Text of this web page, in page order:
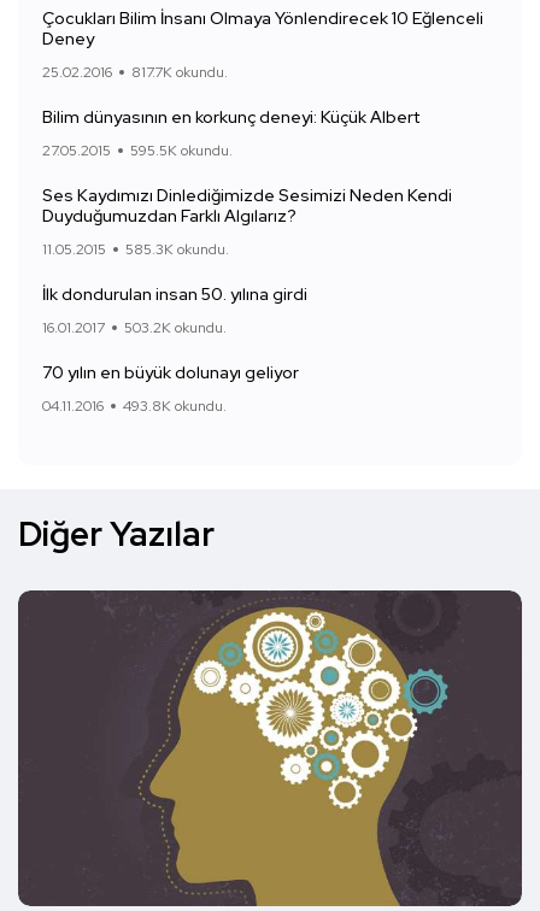
Çocukları Bilim İnsanı Olmaya Yönlendirecek 10 Eğlenceli
Deney
25.02.2016 817.7K okundu.
Bilim dünyasının en korkunç deneyi: Küçük Albert
27.05.2015 595.5K okundu.
Ses Kaydımızı Dinlediğimizde Sesimizi Neden Kendi
Duyduğumuzdan Farklı Algılarız?
11.05.2015 585.3K okundu.
İlk dondurulan insan 50. yılına girdi
16.01.2017 503.2K okundu.
70 yılın en büyük dolunayı geliyor
04.11.2016 493.8K okundu.
Diğer Yazılar